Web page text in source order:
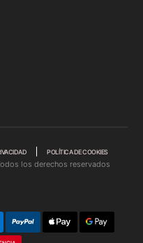
POLÍTICA DE COOKIES
los derechos reservados